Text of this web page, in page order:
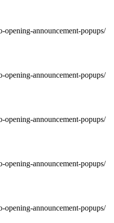
opening-announcement-popups/
opening-announcement-popups/
opening-announcement-popups/
opening-announcement-popups/
opening-announcement-popups/